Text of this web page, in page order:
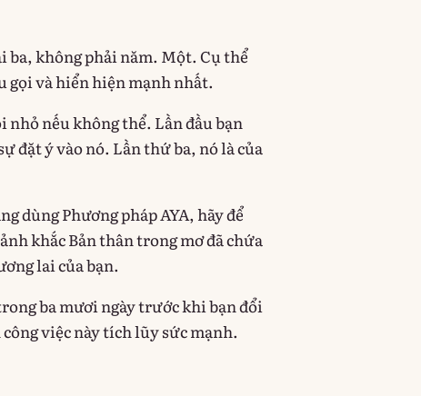
ba, không phải năm. Một. Cụ thể
gọi và hiển hiện mạnh nhất.
nhỏ nếu không thể. Lần đầu bạn
đặt ý vào nó. Lần thứ ba, nó là của
dùng Phương pháp AYA, hãy để
khắc Bản thân trong mơ đã chứa
lai của bạn.
ba mươi ngày trước khi bạn đổi
việc này tích lũy sức mạnh.